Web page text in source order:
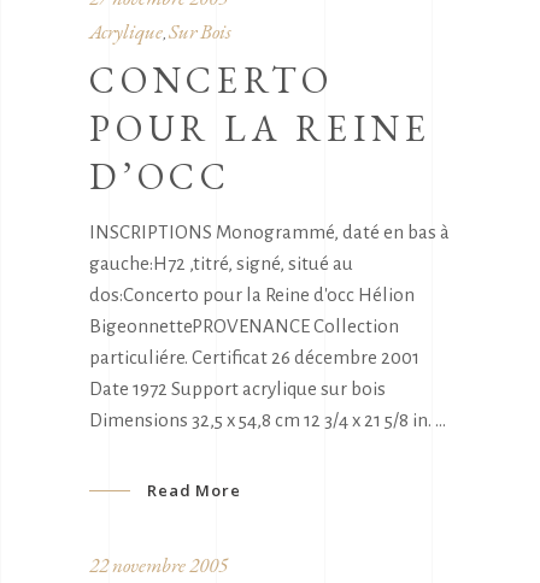
Acrylique, Sur Bois
CONCERTO
POUR LA REINE
D’OCC
INSCRIPTIONS Monogrammé, daté en bas à
gauche:H72 ,titré, signé, situé au
dos:Concerto pour la Reine d'occ Hélion
BigeonnettePROVENANCE Collection
particuliére. Certificat 26 décembre 2001
Date 1972 Support acrylique sur bois
Dimensions 32,5 x 54,8 cm 12 3/4 x 21 5/8 in.
Read More
22 novembre 2005